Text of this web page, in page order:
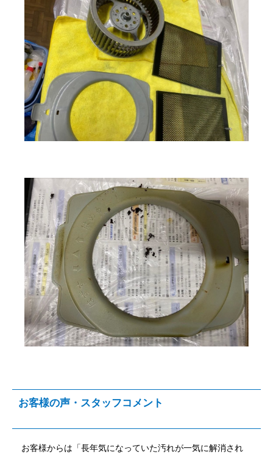
お客様の声・スタッフコメント
お客様からは「長年気になっていた汚れが一気に解消され